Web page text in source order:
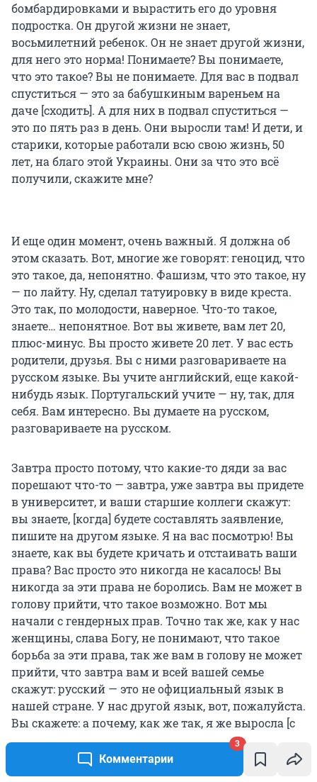
Комментарии
3
бомбардировками и вырастить его до уровня
подростка. Он другой жизни не знает,
восьмилетний ребенок. Он не знает другой жизни,
для него это норма! Понимаете? Вы понимаете,
что это такое? Вы не понимаете. Для вас в подвал
спуститься — это за бабушкиным вареньем на
даче [сходить]. А для них в подвал спуститься —
это по пять раз в день. Они выросли там! И дети, и
старики, которые работали всю свою жизнь, 50
лет, на благо этой Украины. Они за что это всё
получили, скажите мне?
И еще один момент, очень важный. Я должна об
этом сказать. Вот, многие же говорят: геноцид, что
это такое, да, непонятно. Фашизм, что это такое, ну
— по лайту. Ну, сделал татуировку в виде креста.
Это так, по молодости, наверное. Что-то такое,
знаете… непонятное. Вот вы живете, вам лет 20,
плюс-минус. Вы просто живете 20 лет. У вас есть
родители, друзья. Вы с ними разговариваете на
русском языке. Вы учите английский, еще какой-
нибудь язык. Португальский учите — ну, так, для
себя. Вам интересно. Вы думаете на русском,
разговариваете на русском.
Завтра просто потому, что какие-то дяди за вас
порешают что-то — завтра, уже завтра вы придете
в университет, и ваши старшие коллеги скажут:
вы знаете, [когда] будете составлять заявление,
пишите на другом языке. Я на вас посмотрю! Вы
знаете, как вы будете кричать и отстаивать ваши
права? Вас просто это никогда не касалось! Вы
никогда за эти права не боролись. Вам не может в
голову прийти, что такое возможно. Вот мы
начали с гендерных прав. Точно так же, как у нас
женщины, слава Богу, не понимают, что такое
борьба за эти права, так же вам в голову не может
прийти, что завтра вам и всей вашей семье
скажут: русский — это не официальный язык в
нашей стране. У нас другой язык, вот, пожалуйста.
Вы скажете: а почему, как же так, я же выросла [с
русским языком]… А вот так!